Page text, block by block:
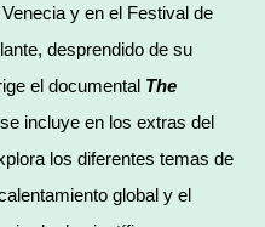
y en el Festival de
desprendido de su
el documental The
incluye en los extras del
los diferentes temas de
global y el